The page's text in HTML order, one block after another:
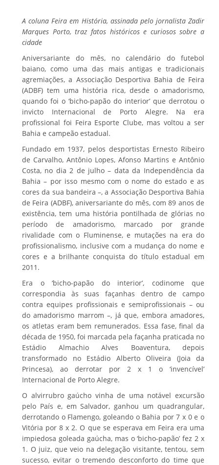
A coluna Feira em História, assinada pelo jornalista Zadir
Marques Porto, traz fatos históricos e curiosos sobre a
cidade
Aniversariante do mês, no calendário do futebol
baiano, como uma das mais antigas e tradicionais
agremiações, a Associação Desportiva Bahia de Feira
(ADBF) tem uma história rica, desde o amadorismo,
quando foi o ‘bicho-papão do interior’ que derrotou o
invicto Internacional de Porto Alegre. Na era
profissional foi Feira Esporte Clube, mas voltou a ser
Bahia e campeão estadual.
Fundado em 1937, pelos desportistas Ernesto Ribeiro
de Carvalho, Antônio Lopes, Afonso Martins e Antônio
Costa, no dia 2 de julho – data da Independência da
Bahia – por isso mesmo com o nome do estado e as
cores da sua bandeira –, a Associação Desportiva Bahia
de Feira (ADBF), aniversariante do mês, com 89 anos de
existência, tem uma história pontilhada de glórias no
período de amadorismo, marcado por grande
rivalidade com o Fluminense, e mutações na era do
profissionalismo, inclusive com a mudança do nome e
cores e a brilhante conquista do título estadual em
2011.
Era o ‘bicho-papão do interior’, codinome que
correspondia às suas façanhas dentro de campo
contra equipes profissionais e semiprofissionais – ou
do amadorismo marrom –, já que, embora amadores,
os atletas eram bem remunerados. Essa fase, final da
década de 1950, foi marcada pela façanha praticada no
Estádio Almachio Alves Boaventura, depois
transformado no Estádio Alberto Oliveira (Joia da
Princesa), ao derrotar por 2 x 1 o ‘invencível’
Internacional de Porto Alegre.
O alvirrubro gaúcho vinha de uma notável excursão
pelo País e, em Salvador, ganhou um quadrangular,
derrotando o Flamengo, goleando o Bahia por 7 x 0 e o
Vitória por 8 x 2. O que se esperava em Feira era uma
impiedosa goleada gaúcha, mas o ‘bicho-papão’ fez 2 x
1. O juiz, que veio na delegação visitante, tentou, sem
sucesso, evitar o tremendo desconforto do time que